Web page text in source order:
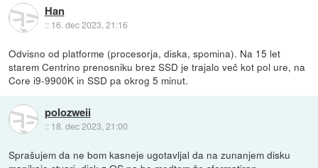
Han
:: 16. dec 2023, 21:16
Odvisno od platforme (procesorja, diska, spomina). Na 15 let
starem Centrino prenosniku brez SSD je trajalo več kot pol ure, na
Core i9-9900K in SSD pa okrog 5 minut.
polozweii
:: 18. dec 2023, 21:00
Sprašujem da ne bom kasneje ugotavljal da na zunanjem disku